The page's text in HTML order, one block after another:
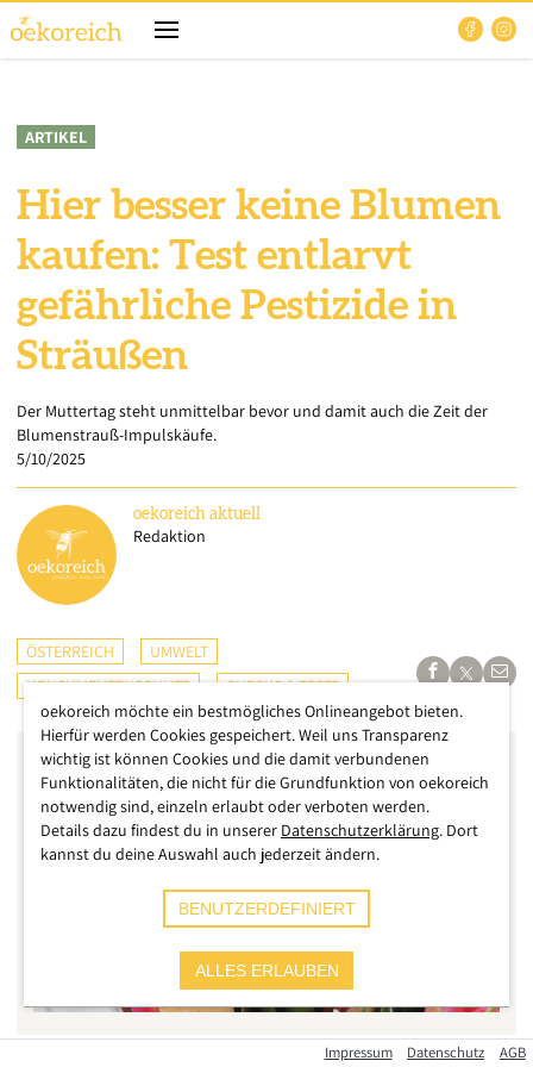
ARTIKEL
Hier besser keine Blumen
kaufen: Test entlarvt
gefährliche Pestizide in
Sträußen
Der Muttertag steht unmittelbar bevor und damit auch die Zeit der
Blumenstrauß-Impulskäufe.
5/10/2025
oekoreich aktuell
Redaktion
ÖSTERREICH
UMWELT
KONSUMENTENSCHUTZ
CHECKS & TESTS
Impressum Datenschutz AGB
oekoreich möchte ein bestmögliches Onlineangebot bieten.
Hierfür werden Cookies gespeichert. Weil uns Transparenz
wichtig ist können Cookies und die damit verbundenen
Funktionalitäten, die nicht für die Grundfunktion von oekoreich
notwendig sind, einzeln erlaubt oder verboten werden.
Details dazu findest du in unserer Datenschutzerklärung. Dort
kannst du deine Auswahl auch jederzeit ändern.
BENUTZERDEFINIERT
ALLES ERLAUBEN